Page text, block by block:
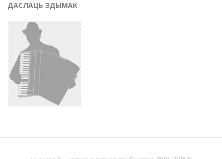
ДАСЛАЦЬ ЗДЫМАК